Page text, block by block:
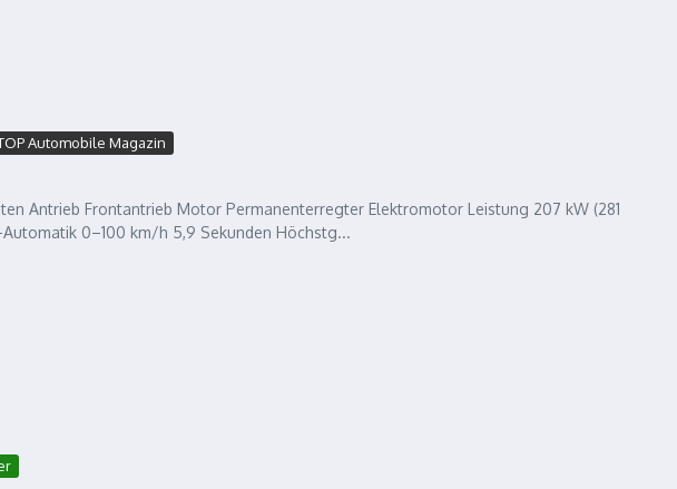
Automobile Magazin
Antrieb Frontantrieb Motor Permanenterregter Elektromotor Leistung 207 kW (281
0–100 km/h 5,9 Sekunden Höchstg...